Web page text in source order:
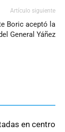
Artículo siguiente
Boric aceptó la
General Yáñez
en centro